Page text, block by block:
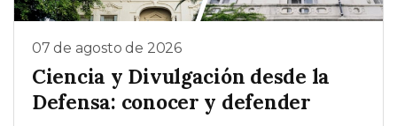
07 de agosto de 2026
Ciencia y Divulgación desde la
Defensa: conocer y defender